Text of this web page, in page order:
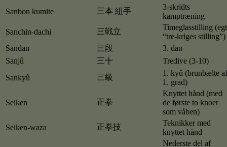
Sanbon kumite
三本 組手
3-skridts
kamptræning
Sanchin-dachi
三戦立
Timeglasstilling
“tre-kriges stilling”)
Sandan
三段
3. dan
Sanjû
三十
Tredive (3-10)
Sankyû
三級
1. kyû (brunbælte af
1. grad)
Seiken 正拳
Knyttet hånd (med
de første to knoer
som våben)
Seiken-waza
正拳技
Teknikker med
knyttet hånd
Nederste del af